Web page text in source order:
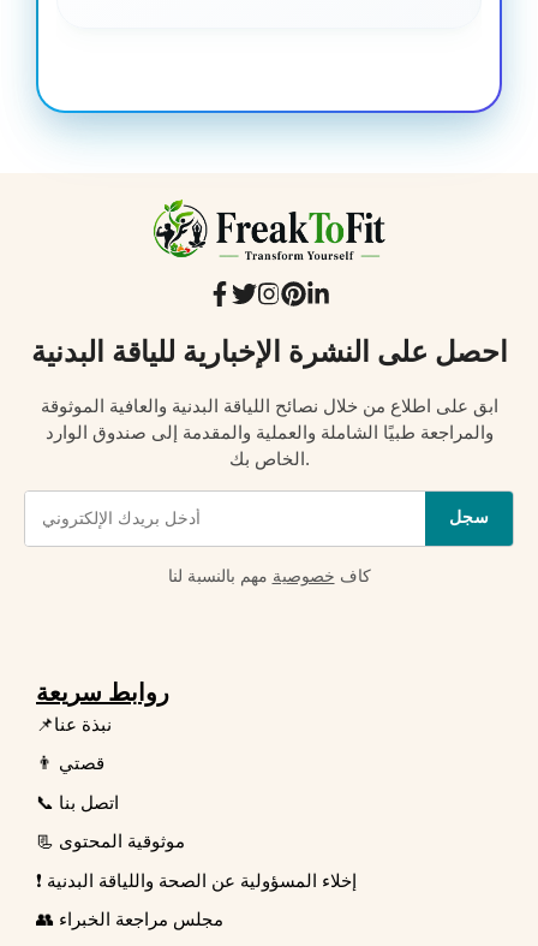
احصل على النشرة الإخبارية للياقة البدنية
ابق على اطلاع من خلال نصائح اللياقة البدنية والعافية الموثوقة
والمراجعة طبيًا الشاملة والعملية والمقدمة إلى صندوق الوارد
الخاص بك.
سجل
كاف خصوصية مهم بالنسبة لنا
روابط سريعة
📌نبذة عنا
👨 قصتي
📞 اتصل بنا
📃 موثوقية المحتوى
❗ إخلاء المسؤولية عن الصحة واللياقة البدنية
👥 مجلس مراجعة الخبراء